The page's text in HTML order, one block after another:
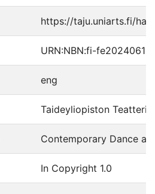
https://taju.uniarts.fi/
URN:NBN:fi-
eng
Taideyliopiston
Contemporary Dance
In Copyright 1.0